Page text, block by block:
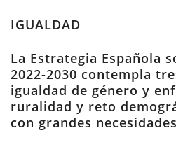
IGUALDAD
La Estrategia Española
2022-2030 contempla
igualdad de género y
ruralidad y reto
con grandes